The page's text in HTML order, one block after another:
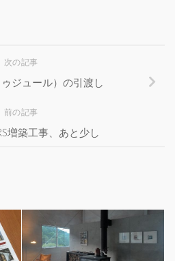
次の記事
ジュール）の引渡し
前の記事
増築工事、あと少し